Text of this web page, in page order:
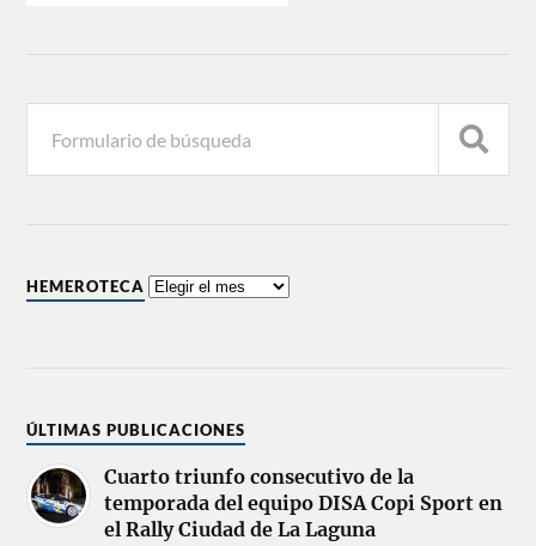
HEMEROTECA
ÚLTIMAS PUBLICACIONES
Cuarto triunfo consecutivo de la
temporada del equipo DISA Copi Sport en
el Rally Ciudad de La Laguna